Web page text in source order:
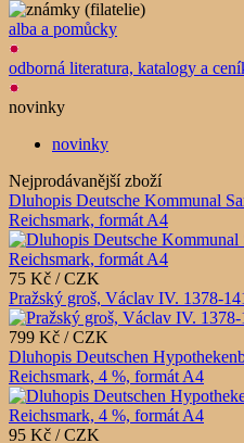
alba a pomůcky
odborná literatura, katalogy a
novinky
novinky
Nejprodávanější zboží
Dluhopis Deutsche Kommunal
Reichsmark, formát A4
75 Kč / CZK
Pražský groš, Václav IV. 1378-
799 Kč / CZK
Dluhopis Deutschen
Reichsmark, 4 %, formát A4
95 Kč / CZK